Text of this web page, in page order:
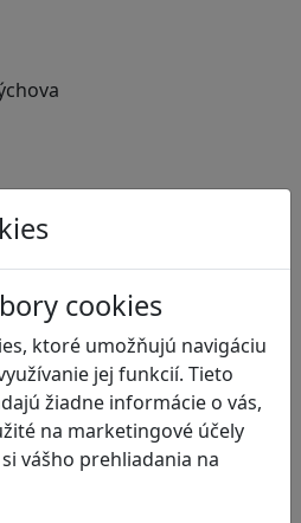
cookies
ktoré umožňujú navigáciu
jej funkcií. Tieto
žiadne informácie o vás,
na marketingové účely
vášho prehliadania na